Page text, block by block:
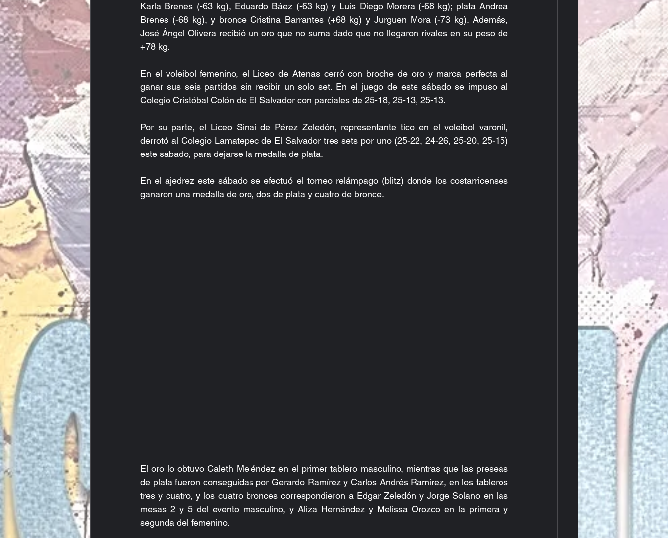
Karla Brenes (-63 kg), Eduardo Báez (-63 kg) y Luis Diego Morera (-68 kg); plata Andrea
Brenes (-68 kg), y bronce Cristina Barrantes (+68 kg) y Jurguen Mora (-73 kg). Además,
José Ángel Olivera recibió un oro que no suma dado que no llegaron rivales en su peso de
+78 kg.
En el voleibol femenino, el Liceo de Atenas cerró con broche de oro y marca perfecta al
ganar sus seis partidos sin recibir un solo set. En el juego de este sábado se impuso al
Colegio Cristóbal Colón de El Salvador con parciales de 25-18, 25-13, 25-13.
Por su parte, el Liceo Sinaí de Pérez Zeledón, representante tico en el voleibol varonil,
derrotó al Colegio Lamatepec de El Salvador tres sets por uno (25-22, 24-26, 25-20, 25-15)
este sábado, para dejarse la medalla de plata.
En el ajedrez este sábado se efectuó el torneo relámpago (blitz) donde los costarricenses
ganaron una medalla de oro, dos de plata y cuatro de bronce.
El oro lo obtuvo Caleth Meléndez en el primer tablero masculino, mientras que las preseas
de plata fueron conseguidas por Gerardo Ramírez y Carlos Andrés Ramírez, en los tableros
tres y cuatro, y los cuatro bronces correspondieron a Edgar Zeledón y Jorge Solano en las
mesas 2 y 5 del evento masculino, y Aliza Hernández y Melissa Orozco en la primera y
segunda del femenino.